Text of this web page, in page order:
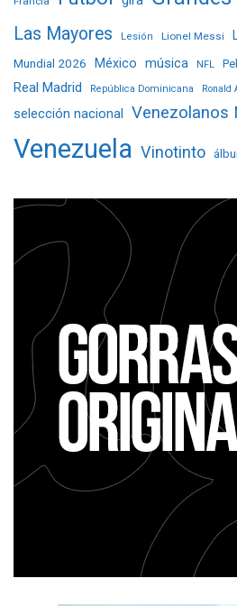
Las Mayores Lesión Lionel Messi
Mundial 2026 México música NFL
Real Madrid República Dominicana Ronald
selección nacional Venezolanos
Venezuela Vinotinto